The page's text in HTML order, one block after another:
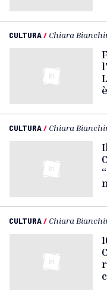
CULTURA/ Chiara
CULTURA/ Chiara
CULTURA/ Chiara